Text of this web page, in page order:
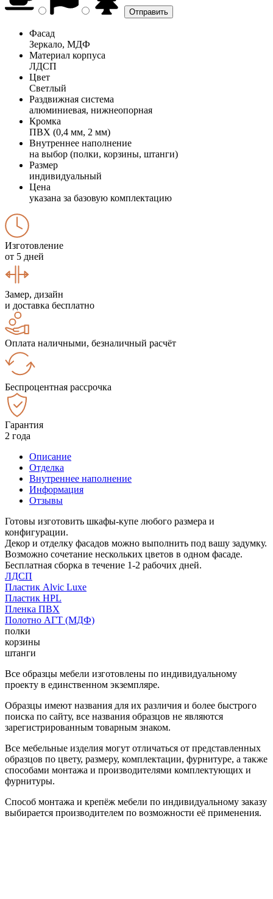
Фасад
Зеркало, МДФ
Материал корпуса
ЛДСП
Цвет
Светлый
Раздвижная система
алюминиевая, нижнеопорная
Кромка
ПВХ (0,4 мм, 2 мм)
Внутреннее наполнение
на выбор (полки, корзины, штанги)
Размер
индивидуальный
Цена
указана за базовую комплектацию
Изготовление
от 5 дней
Замер, дизайн
и доставка бесплатно
Оплата наличными, безналичный расчёт
Беспроцентная рассрочка
Гарантия
2 года
Описание
Отделка
Внутреннее наполнение
Информация
Отзывы
Готовы изготовить шкафы-купе любого размера и
конфигурации.
Декор и отделку фасадов можно выполнить под вашу задумку.
Возможно сочетание нескольких цветов в одном фасаде.
Бесплатная сборка в течение 1-2 рабочих дней.
ЛДСП
Пластик Alvic Luxe
Пластик HPL
Пленка ПВХ
Полотно АГТ (МДФ)
полки
корзины
штанги
Все образцы мебели изготовлены по индивидуальному
проекту в единственном экземпляре.
Образцы имеют названия для их различия и более быстрого
поиска по сайту, все названия образцов не являются
зарегистрированным товарным знаком.
Все мебельные изделия могут отличаться от представленных
образцов по цвету, размеру, комплектации, фурнитуре, а также
способами монтажа и производителями комплектующих и
фурнитуры.
Способ монтажа и крепёж мебели по индивидуальному заказу
выбирается производителем по возможности её применения.